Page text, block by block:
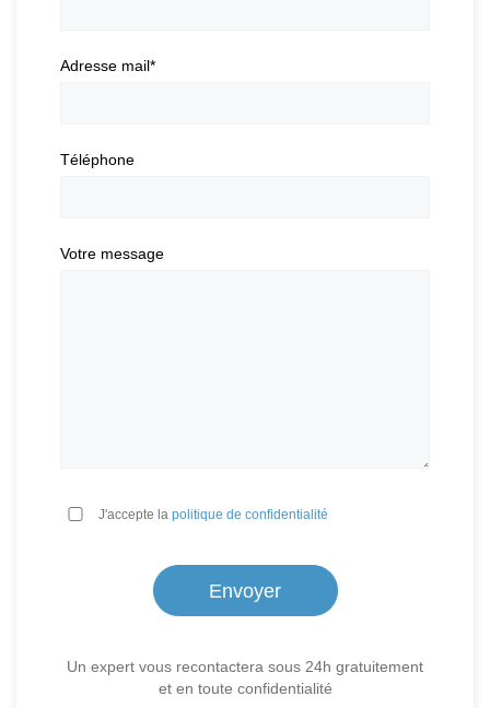
Adresse mail*
Téléphone
Votre message
J'accepte la politique de confidentialité
Un expert vous recontactera sous 24h gratuitement
et en toute confidentialité